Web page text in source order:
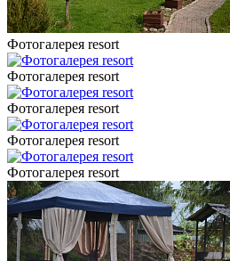
Фотогалерея resort
Фотогалерея resort
Фотогалерея resort
Фотогалерея resort
Фотогалерея resort